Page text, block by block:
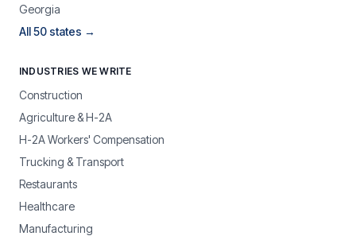
Georgia
All 50 states →
INDUSTRIES WE WRITE
Construction
Agriculture & H-2A
H-2A Workers' Compensation
Trucking & Transport
Restaurants
Healthcare
Manufacturing